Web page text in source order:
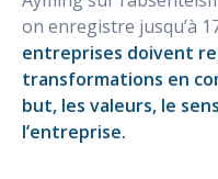
on enregistre jusqu’à
entreprises doivent
transformations en
but, les valeurs, le
l’entreprise.